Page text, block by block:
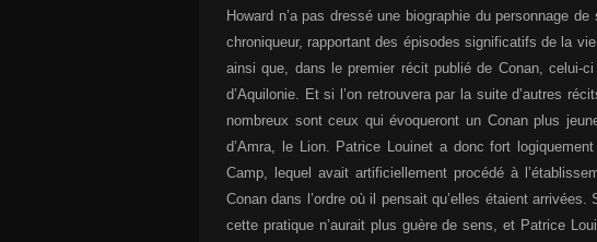
Howard n’a pas dressé une biographie du personnage
chroniqueur, rapportant des épisodes significatifs de la
ainsi que, dans le premier récit publié de Conan, celui-
d’Aquilonie. Et si l’on retrouvera par la suite d’autres
nombreux sont ceux qui évoqueront un Conan plus
d’Amra, le Lion. Patrice Louinet a donc fort
Camp, lequel avait artificiellement procédé à
Conan dans l’ordre où il pensait qu’elles étaient
cette pratique n’aurait plus guère de sens, et Patrice